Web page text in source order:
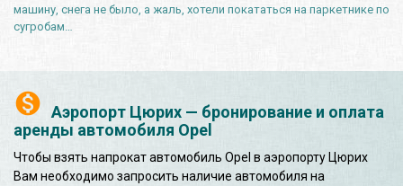
Аэропорт Цюрих — бронирование и оплата
аренды автомобиля Opel
Чтобы взять напрокат автомобиль Opel в аэропорту Цюрих
Вам необходимо запросить наличие автомобиля на
машину, снега не было, а жаль, хотели покататься на паркетнике по
сугробам…